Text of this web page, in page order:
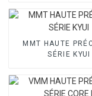
MMT HAUTE
SÉRIE KYUI